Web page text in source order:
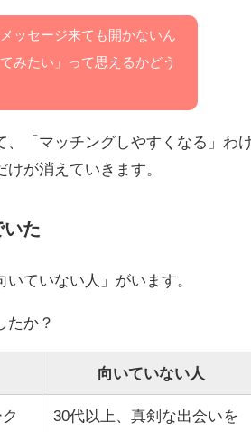
ッセージ来ても開かないん
みたい」って思えるかどう
、「マッチングしやすくなる」わ
が消えていきます。
た
ていない人」がいます。
たか？
向いていない人
30代以上、真剣な出会いを